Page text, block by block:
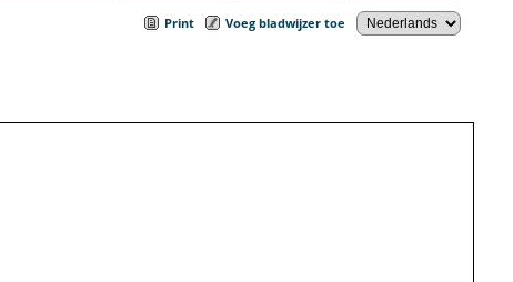
Print Voeg bladwijzer toe